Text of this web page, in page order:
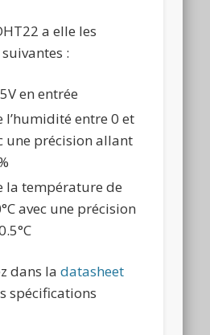
a elle les
:
en entrée
l’humidité entre 0 et
une précision allant
la température de
avec une précision
dans ladatasheet
spécifications